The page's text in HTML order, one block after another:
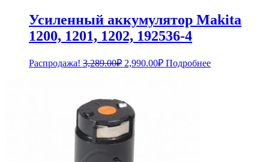
Усиленный аккумулятор Makita
1200, 1201, 1202, 192536-4
Распродажа! 3,289.00₽ Первоначальная
2,990.00₽Текущая
цена:
Подробнее